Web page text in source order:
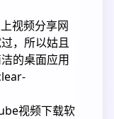
视频分享网
，所以姑且
的桌面应用
视频下载软